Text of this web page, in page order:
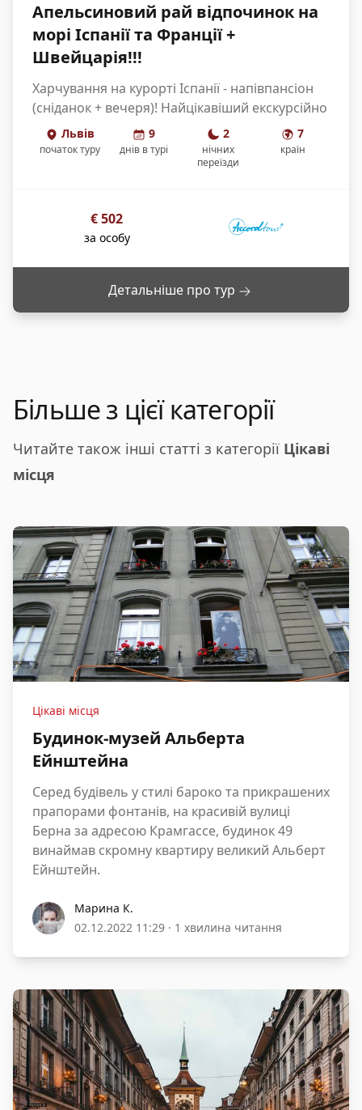
Апельсиновий рай відпочинок на
морі Іспанії та Франції +
Швейцарія!!!
Харчування на курорті Іспанії - напівпансіон
(сніданок + вечеря)! Найцікавіший екскурсійно
- морський тур в якому представлені: Франція
[...]
Львів
початок туру
9
днів в турі
2
нічних
переїзди
7
країн
€502
за особу
Детальніше про тур
Більше з цієї категорії
Читайте також інші статті з категорії Цікаві
місця
Цікаві місця
Будинок-музей Альберта
Ейнштейна
Cеред будівель у стилі бароко та прикрашених
прапорами фонтанів, на красивій вулиці
Берна за адресою Крамгассе, будинок 49
винаймав скромну квартиру великий Альберт
Ейнштейн.
Марина К.Марина К.
02.12.2022 11:29 · 1 хвилина читання